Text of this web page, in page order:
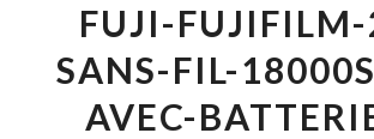
FUJI-
SANS-FIL-
AVEC-